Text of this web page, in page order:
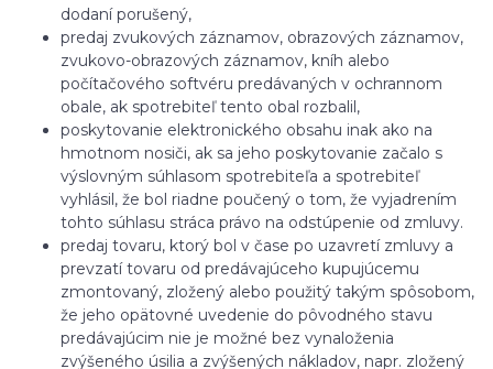
dodaní porušený,
predaj zvukových záznamov, obrazových záznamov,
zvukovo-obrazových záznamov, kníh alebo
počítačového softvéru predávaných v ochrannom
obale, ak spotrebiteľ tento obal rozbalil,
poskytovanie elektronického obsahu inak ako na
hmotnom nosiči, ak sa jeho poskytovanie začalo s
výslovným súhlasom spotrebiteľa a spotrebiteľ
vyhlásil, že bol riadne poučený o tom, že vyjadrením
tohto súhlasu stráca právo na odstúpenie od zmluvy.
predaj tovaru, ktorý bol v čase po uzavretí zmluvy a
prevzatí tovaru od predávajúceho kupujúcemu
zmontovaný, zložený alebo použitý takým spôsobom,
že jeho opätovné uvedenie do pôvodného stavu
predávajúcim nie je možné bez vynaloženia
zvýšeného úsilia a zvýšených nákladov, napr. zložený